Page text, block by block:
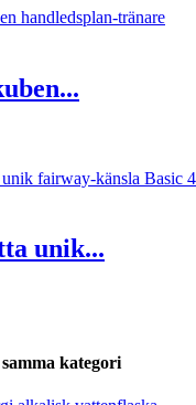
unik...
kategori